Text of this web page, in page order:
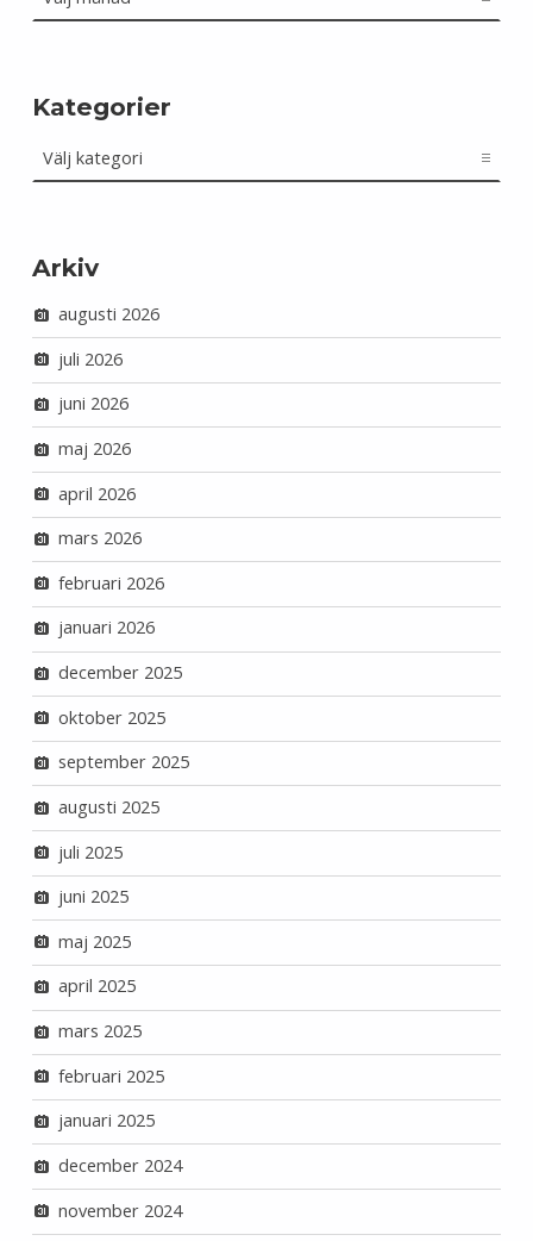
Kategorier
Arkiv
augusti 2026
juli 2026
juni 2026
maj 2026
april 2026
mars 2026
februari 2026
januari 2026
december 2025
oktober 2025
september 2025
augusti 2025
juli 2025
juni 2025
maj 2025
april 2025
mars 2025
februari 2025
januari 2025
december 2024
november 2024